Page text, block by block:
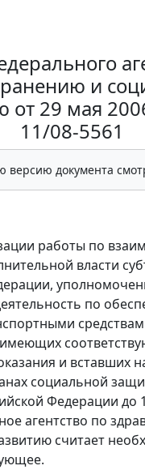
и
от 29 мая
11/08-5561
версию документа
работы по
власти
по
и вставших
социальной
Федерации до
агентство по
считает